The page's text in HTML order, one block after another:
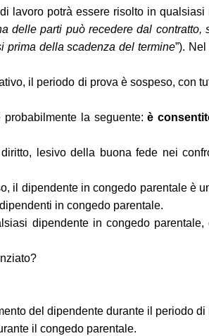
potrà essere risolto in
delle parti può recedere dal
prima della scadenza del termine”).
il periodo di prova è sospeso, con
probabilmente la seguente:è
lesivo della buona fede nei
il dipendente in congedo parentale è
in congedo parentale.
dipendente in congedo
del dipendente durante il periodo di
il congedo parentale.